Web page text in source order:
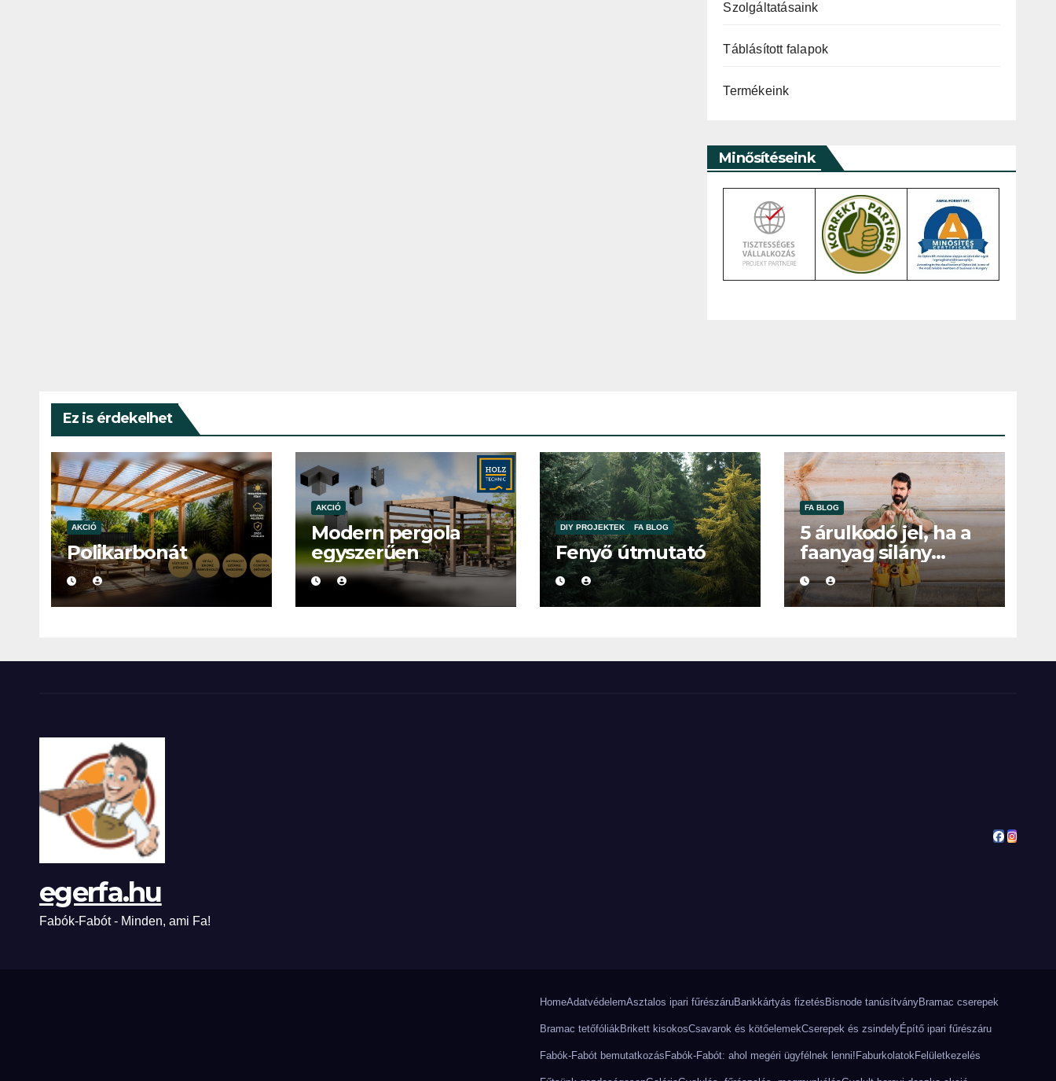
Szolgáltatásaink
Táblásított falapok
Termékeink
Minősítéseink
Ez is érdekelhet
AKCIÓ
Polikarbonát
AKCIÓ
Modern pergola
egyszerűen
DIY PROJEKTEK FA BLOG
Fenyő útmutató
FA BLOG
5 árulkodó jel, ha a
faanyag silány
minőségű
egerfa.hu
Fabók-Fabót - Minden, ami Fa!
HomeAdatvédelemAsztalos ipari fűrészáruBankkártyás fizetés Bisnode tanúsítványBramac cserepek
Bramac tetőfóliákBrikett kisokosCsavarok és kötőelemekCserepek és zsindelyÉpítő ipari fűrészáru
Fabók-Fabót bemutatkozás Fabók-Fabót: ahol megéri ügyfélnek lenni! FaburkolatokFelületkezelés